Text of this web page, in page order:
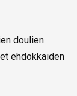
doulien
ehdokkaiden